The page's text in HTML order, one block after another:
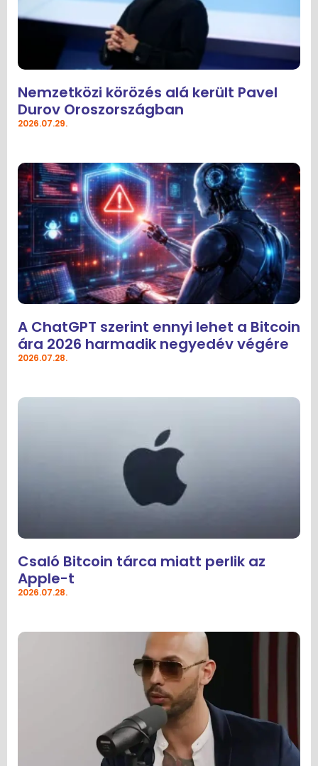
Nemzetközi körözés alá került Pavel
Durov Oroszországban
2026.07.29.
A ChatGPT szerint ennyi lehet a Bitcoin
ára 2026 harmadik negyedév végére
2026.07.28.
Csaló Bitcoin tárca miatt perlik az
Apple-t
2026.07.28.